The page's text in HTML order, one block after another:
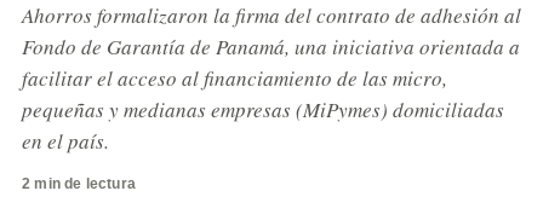
Ahorros formalizaron la firma del contrato de adhesión al
Fondo de Garantía de Panamá, una iniciativa orientada a
facilitar el acceso al financiamiento de las micro,
pequeñas y medianas empresas (MiPymes) domiciliadas
en el país.
2 min de lectura